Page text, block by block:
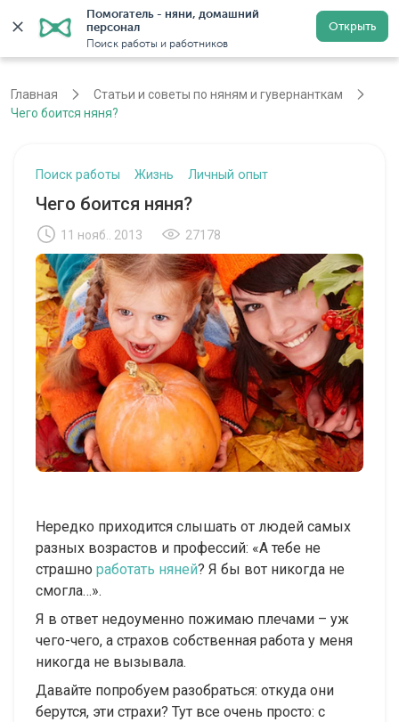
Помогатель - няни, домашний
персонал
Поиск работы и работников
Открыть
Регистрация
Главная
Статьи и советы по няням и гувернанткам
Чего боится няня?
Поиск работы Жизнь Личный опыт
Чего боится няня?
11 нояб.. 2013 27178
Нередко приходится слышать от людей самых
разных возрастов и профессий: «А тебе не
страшно работать няней? Я бы вот никогда не
смогла…».
Я в ответ недоуменно пожимаю плечами – уж
чего-чего, а страхов собственная работа у меня
никогда не вызывала.
Давайте попробуем разобраться: откуда они
берутся, эти страхи? Тут все очень просто: с